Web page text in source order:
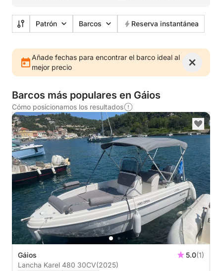
Patrón Barcos Reserva instantánea
Añade fechas para encontrar el barco ideal al
mejor precio
Barcos más populares en Gáios
Cómo posicionamos los resultados
Gáios 5.0(1)
Lancha Karel 480 30CV(2025)